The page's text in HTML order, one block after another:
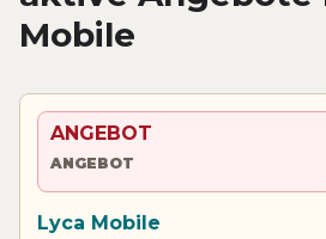
Mobile
ANGEBOT
ANGEBOT
Lyca Mobile